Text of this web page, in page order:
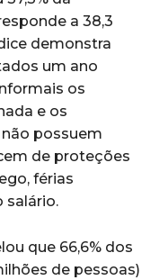
a 38,3
demonstra
um ano
os
e os
possuem
de proteções
férias
salário.
que 66,6% dos
de pessoas)